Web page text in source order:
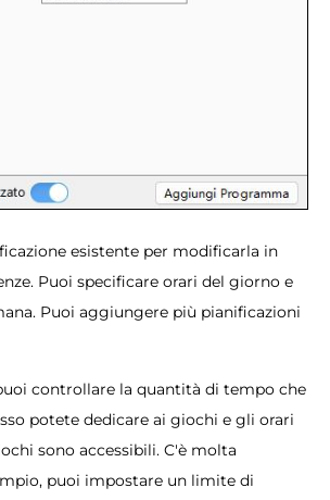
esistente per modificarla in
Puoi specificare orari del giorno e
Puoi aggiungere più pianificazioni
controllare la quantità di tempo che
potete dedicare ai giochi e gli orari
sono accessibili. C'è molta
puoi impostare un limite di